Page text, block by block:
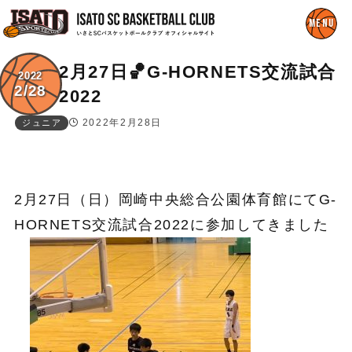
2月27日🏀G-HORNETS交流試合
2022
2022
2/28
ジュニア 2022年2月28日
2月27日（日）岡崎中央総合公園体育館にてG-
HORNETS交流試合2022に参加してきました